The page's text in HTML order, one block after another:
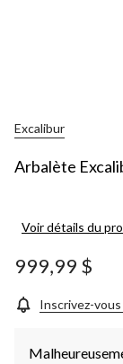
Excalibur
Arbalète
Voir détails du
999,99 $
Inscrivez-